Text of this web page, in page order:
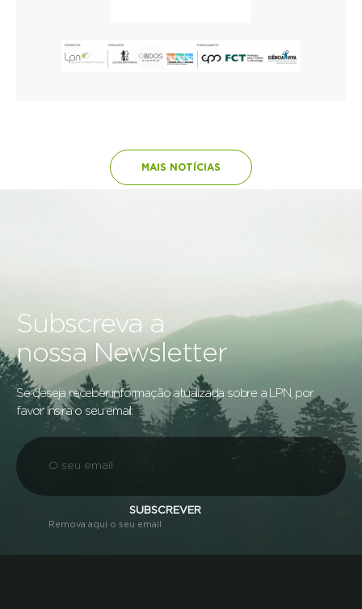
MAIS NOTÍCIAS
Subscreva a
nossa Newsletter
Se deseja receber informação atualizada sobre a LPN, por
favor insira o seu email:
SUBSCREVER
Remova aqui o seu email